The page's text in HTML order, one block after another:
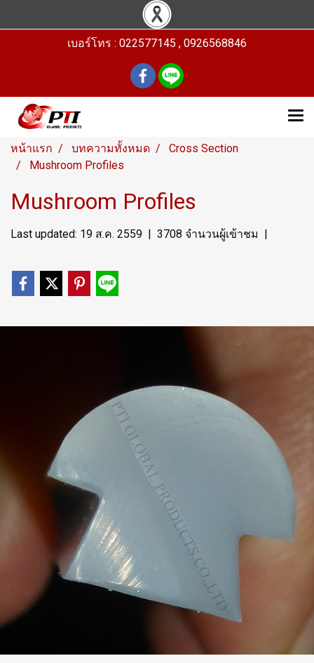
เบอร์โทร : 022577145 , 0926568846
หน้าแรก บทความทั้งหมด
Cross Section
Mushroom Profiles
Mushroom Profiles
Last updated: 19 ส.ค. 2559 | 3708 จำนวนผู้เข้าชม |